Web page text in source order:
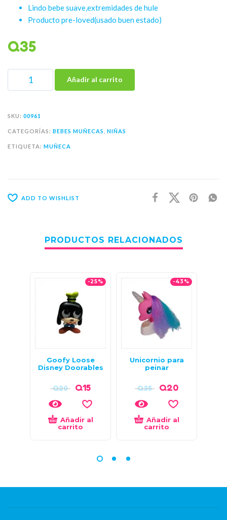
Lindo bebe suave,extremidades de hule
Producto pre-loved(usado buen estado)
Q35
Añadir al carrito
SKU: 00961
CATEGORÍAS: BEBES MUÑECAS NIÑAS
ETIQUETA: MUÑECA
ADD TO WISHLIST
PRODUCTOS RELACIONADOS
-25%
Goofy Loose
Disney Doorables
Q20 Q15
Añadir al
carrito
-43%
Unicornio para
peinar
Q35 Q20
Añadir al
carrito